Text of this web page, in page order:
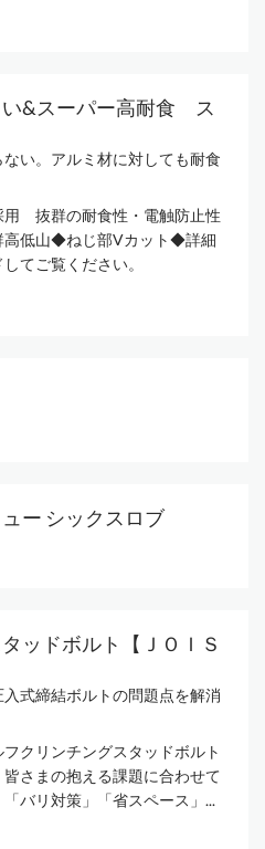
い&スーパー高耐食 ス
い。アルミ材に対しても耐食
抜群の耐食性・電触防止性
低山◆ねじ部Vカット◆詳細
てご覧ください。
ー シックスロブ
ッドボルト【ＪＯＩＳ
式締結ボルトの問題点を解消
クリンチングスタッドボルト
さまの抱える課題に合わせて
バリ対策」「省スペース」...